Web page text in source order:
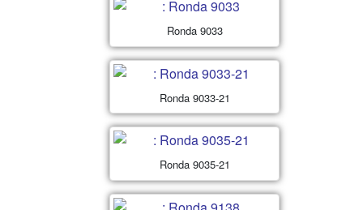
Ronda 9033
Ronda 9033-21
Ronda 9035-21